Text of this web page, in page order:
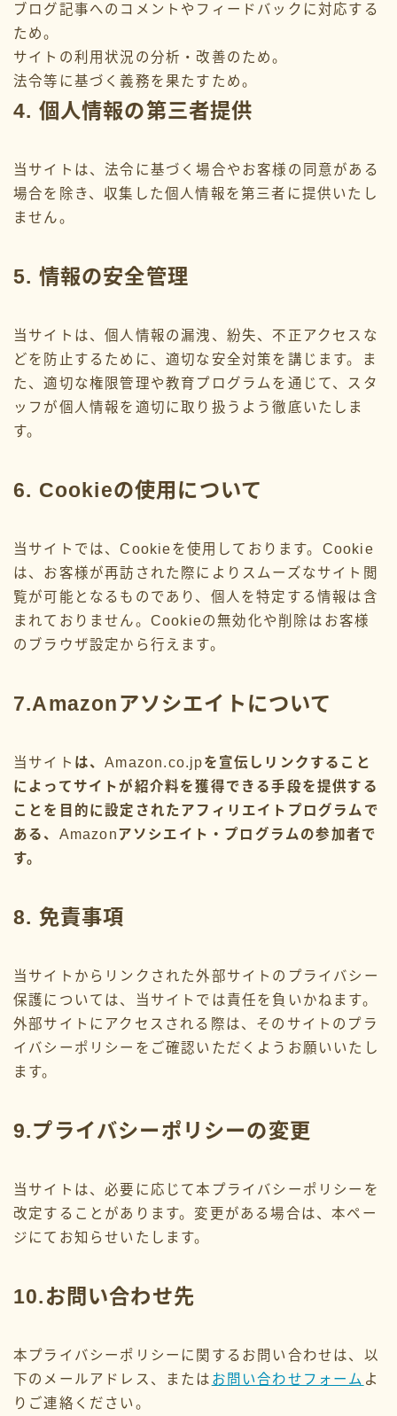
検索
2026年2月
2024年4月
2024年3月
2023年12月
2023年11月
2023年7月
2023年5月
2023年4月
2023年2月
ブログ記事へのコメントやフィードバックに対応する
ため。
サイトの利用状況の分析・改善のため。
法令等に基づく義務を果たすため。
4. 個人情報の第三者提供
当サイトは、法令に基づく場合やお客様の同意がある
場合を除き、収集した個人情報を第三者に提供いたし
ません。
5. 情報の安全管理
当サイトは、個人情報の漏洩、紛失、不正アクセスな
どを防止するために、適切な安全対策を講じます。ま
た、適切な権限管理や教育プログラムを通じて、スタ
ッフが個人情報を適切に取り扱うよう徹底いたしま
す。
6. Cookieの使用について
当サイトでは、Cookieを使用しております。Cookie
は、お客様が再訪された際によりスムーズなサイト閲
覧が可能となるものであり、個人を特定する情報は含
まれておりません。Cookieの無効化や削除はお客様
のブラウザ設定から行えます。
7.Amazonアソシエイトについて
当サイト は、Amazon.co.jpを宣伝しリンクすること
によってサイトが紹介料を獲得できる手段を提供する
ことを目的に設定されたアフィリエイトプログラムで
ある、 Amazonアソシエイト・プログラムの参加者で
す。
8. 免責事項
当サイトからリンクされた外部サイトのプライバシー
保護については、当サイトでは責任を負いかねます。
外部サイトにアクセスされる際は、そのサイトのプラ
イバシーポリシーをご確認いただくようお願いいたし
ます。
9.プライバシーポリシーの変更
当サイトは、必要に応じて本プライバシーポリシーを
改定することがあります。変更がある場合は、本ペー
ジにてお知らせいたします。
10.お問い合わせ先
本プライバシーポリシーに関するお問い合わせは、以
下のメールアドレス、または お問い合わせフォーム よ
りご連絡ください。